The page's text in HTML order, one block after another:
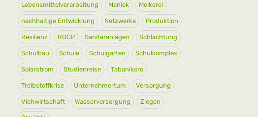
Lebensmittelverarbeitung Maniok Molkerei
nachhaltige Entwicklung Netzwerke Produktion
Resilienz ROCP Sanitäranlagen Schlachtung
Schulbau Schule Schulgarten Schulkomplex
Solarstrom Studienreise Tabanikoro
Treibstoffkrise Unternehmertum Versorgung
Viehwirtschaft Wasserversorgung Ziegen